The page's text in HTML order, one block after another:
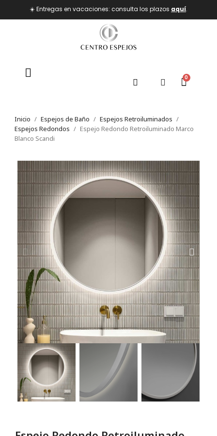
☀️ Entregas en vacaciones: consulta los plazos aquí.
Inicio Espejos de Baño
Espejos Retroiluminados
Espejos Redondos
Espejo Redondo Retroiluminado Marco
Blanco Scandi